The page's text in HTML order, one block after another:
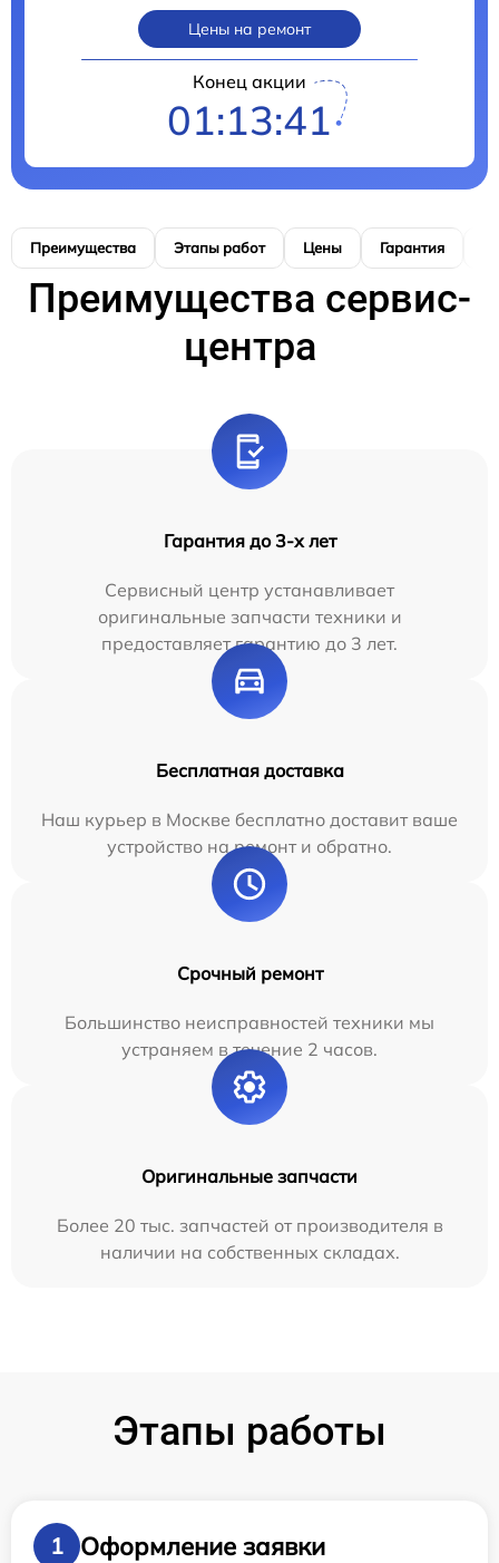
Цены на ремонт
Конец акции
01:13:40
Преимущества Этапы работ Цены Гарантия
Преимущества сервис-
центра
Гарантия до 3-х лет
Сервисный центр устанавливает
оригинальные запчасти техники и
предоставляет гарантию до 3 лет.
Бесплатная доставка
Наш курьер в Москве бесплатно доставит ваше
устройство на ремонт и обратно.
Срочный ремонт
Большинство неисправностей техники мы
устраняем в течение 2 часов.
Оригинальные запчасти
Более 20 тыс. запчастей от производителя в
наличии на собственных складах.
Этапы работы
1
Оформление заявки